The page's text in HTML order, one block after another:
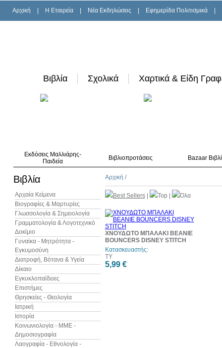
Αρχική H Εταιρεία Νέα Εκδηλώσεις Εφημερίδα Πολιτισμικά
Βιβλία Σχολικά Χαρτικά & Είδη
Εκδόσεις Μαλλιάρης-
Παιδεία
Βιβλιοπροτάσεις Bazaar
Βιβλία
Αρχαία Κείμενα
Βιογραφίες & Μαρτυρίες
Γλωσσολογία & Σημειολογία
Γραμματολογία & Λογοτεχνικό
Δοκίμιο
Γυναίκα - Μητρότητα -
Εγκυμοσύνη
Διατροφή, Βότανα & Υγεία
Δίκαιο
Εγκυκλοπαίδειες
Επιστήμες
Θρησκείες - Θεολογία
Ιατρική
Ιστορία
Κοινωνιολογία - ΜΜΕ -
Δημοσιογραφία
Λαογραφία - Εθνολογία -
Αρχική /
Best Sellers| Top Όλα
ΧΝΟΥΔΩΤΟ ΜΠΑΛΑΚΙ BEANIE
BOUNCERS DISNEY STITCH
Κατασκευαστής:
TY
5,99 €